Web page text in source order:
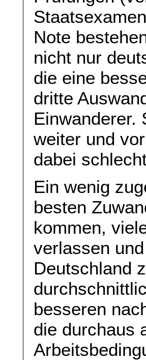
Note
nicht nur
die eine
dritte
Einwanderer.
weiter und
dabei
Ein wenig
besten
kommen,
verlassen
Deutschland
besseren
die durchaus